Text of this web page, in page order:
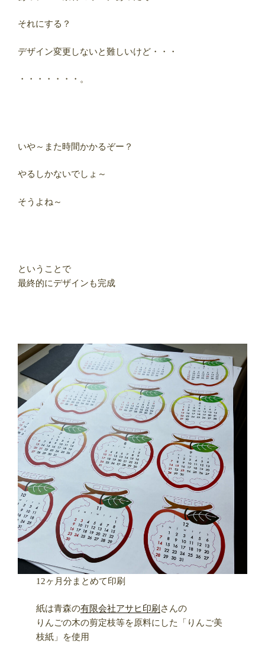
それにする？
デザイン変更しないと難しいけど・・・
・・・・・・・。
いや～また時間かかるぞー？
やるしかないでしょ～
そうよね～
ということで
最終的にデザインも完成
12ヶ月分まとめて印刷
紙は青森の有限会社アサヒ印刷 さんの
りんごの木の剪定枝等を原料にした「りんご美
枝紙」を使用